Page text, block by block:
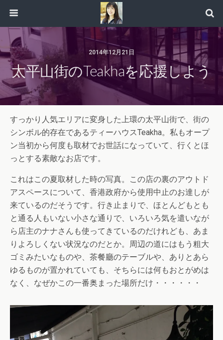
2014年12月21日
太平山街のTeakhaを応援しよう
すっかり人気エリアに変身した上環の太平山街で、街の
シンボル的存在であるティーハウスTeakha。私もオープ
ン当初から何度も取材でお世話になっていて、行くとほ
っとする素敵なお店です。
これはこの夏取材した時の写真。この店の裏のアウトド
アスペースについて、香港政府から使用中止のお達しが
来ているのだそうです。行き止まりで、ほとんどもとも
と通る人もいない小さな通りで、いろいろ気を遣いなが
ら店主のナナさんも使ってきているのだけれども、あま
りよろしくない状況なのだとか。周辺の道にはもう粗大
ゴミみたいなものや、茶餐廳のテーブルや、ありとあら
ゆるものが置かれていても、そちらには何もおとがめは
なく、なぜかこの一番奥まった場所だけ・・・・・・